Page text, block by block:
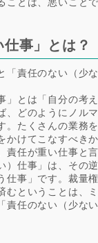
仕事」とは？
「責任のない（少
」とは「自分の考
、どのようにノル
。たくさんの業務
かけてこなすべき
責任が重い仕事と言
）仕事」は、その
仕事」です。裁量
むということは、
責任のない（少な